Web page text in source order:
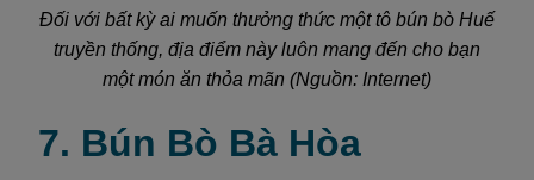
Đối với bất kỳ ai muốn thưởng thức một tô bún bò Huế
truyền thống, địa điểm này luôn mang đến cho bạn
một món ăn thỏa mãn (Nguồn: Internet)
7. Bún Bò Bà Hòa